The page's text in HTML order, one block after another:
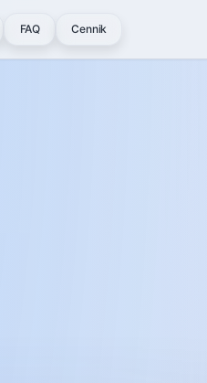
FAQ Cennik